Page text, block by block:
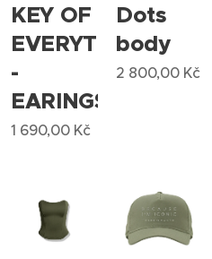
KEY OF
EVERYTHING
-
EARINGS
1 690,00Kč
Dots
body
2 800,00Kč